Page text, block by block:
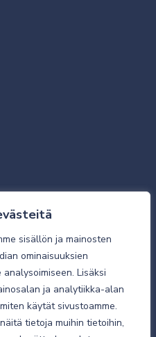
sisällön ja mainosten
ominaisuuksien
Lisäksi
ja analytiikka-alan
käytät sivustoamme.
tietoja muihin tietoihin,